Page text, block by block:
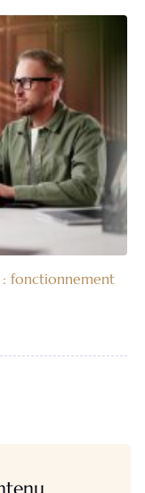
fonctionnement